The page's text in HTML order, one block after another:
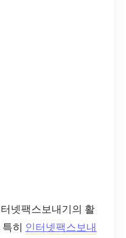
넷팩스보내기의 활
히 인터넷팩스보내